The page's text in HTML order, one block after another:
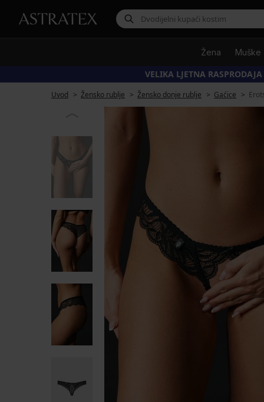
Žena Muške
VELIKA LJETNA
Uvod Žensko rublje Žensko donje rublje Gaćice